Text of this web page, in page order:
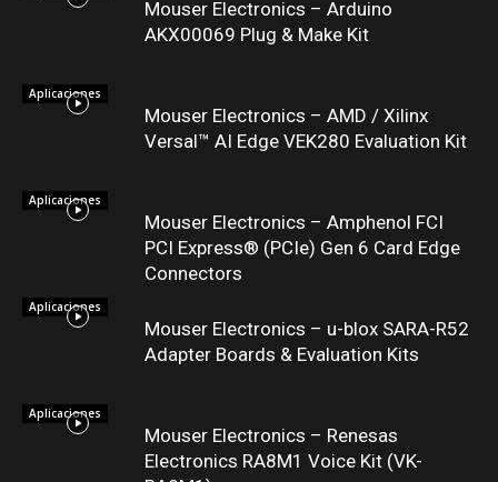
Mouser Electronics – Arduino
AKX00069 Plug & Make Kit
Aplicaciones
Mouser Electronics – AMD / Xilinx
Versal™ AI Edge VEK280 Evaluation Kit
Aplicaciones
Mouser Electronics – Amphenol FCI
PCI Express® (PCIe) Gen 6 Card Edge
Connectors
Aplicaciones
Mouser Electronics – u-blox SARA-R52
Adapter Boards & Evaluation Kits
Aplicaciones
Mouser Electronics – Renesas
Electronics RA8M1 Voice Kit (VK-